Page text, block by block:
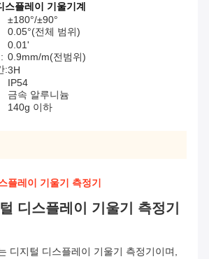
스플레이 기울기계
±180°/±90°
0.05°(전체 범위)
0.01'
0.9mm/m(전범위)
:3H
IP54
금속 알루니늄
140g 이하
플레이 기울기 측정기
디스플레이 기울기 측정기
디지털 디스플레이 기울기 측정기이며,